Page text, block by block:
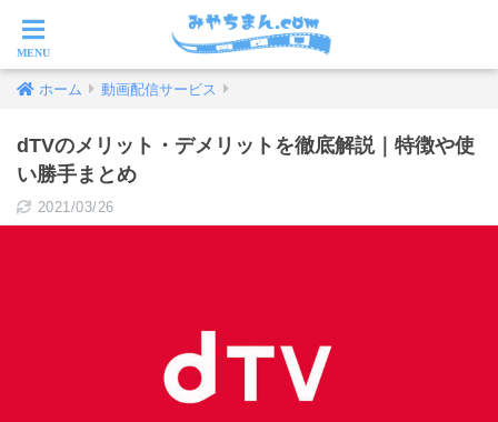
ホーム 動画配信サービス
dTVのメリット・デメリットを徹底解説｜特徴や使
い勝手まとめ
2021/03/26